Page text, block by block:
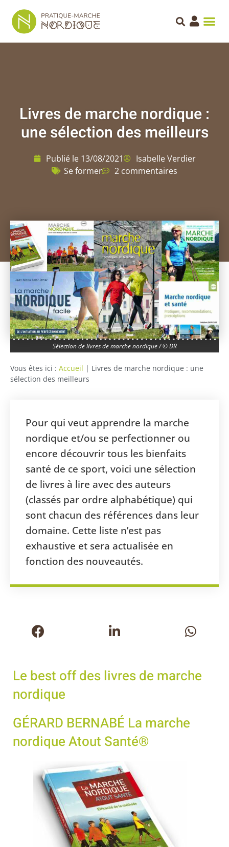
Livres de marche nordique :
une sélection des meilleurs
Publié le 13/08/2021
Isabelle Verdier
Se former
2 commentaires
Sélection de livres de marche nordique / © DR
Vous êtes ici : Accueil | Livres de marche nordique : une
sélection des meilleurs
Pour qui veut apprendre la marche
nordique et/ou se perfectionner ou
encore découvrir tous les bienfaits
santé de ce sport, voici une sélection
de livres à lire avec des auteurs
(classés par ordre alphabétique) qui
sont chacun des références dans leur
domaine. Cette liste n’est pas
exhaustive et sera actualisée en
fonction des nouveautés.
Le best off des livres de marche
nordique
GÉRARD BERNABÉ La marche
nordique Atout Santé®